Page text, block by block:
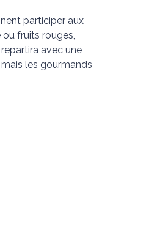
participer aux
fruits rouges,
avec une
les gourmands